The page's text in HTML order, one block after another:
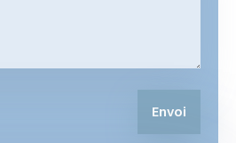
Envoi